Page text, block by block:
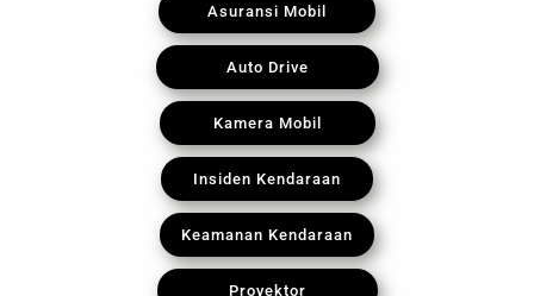
Asuransi Mobil
Auto Drive
Kamera Mobil
Insiden Kendaraan
Keamanan Kendaraan
Proyektor